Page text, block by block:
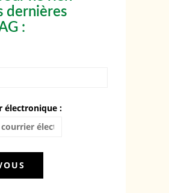
dernières
:
électronique :